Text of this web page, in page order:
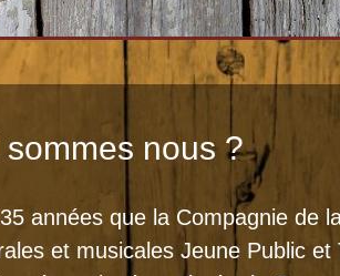
sommes nous ?
années que la Compagnie de
et musicales Jeune Public et